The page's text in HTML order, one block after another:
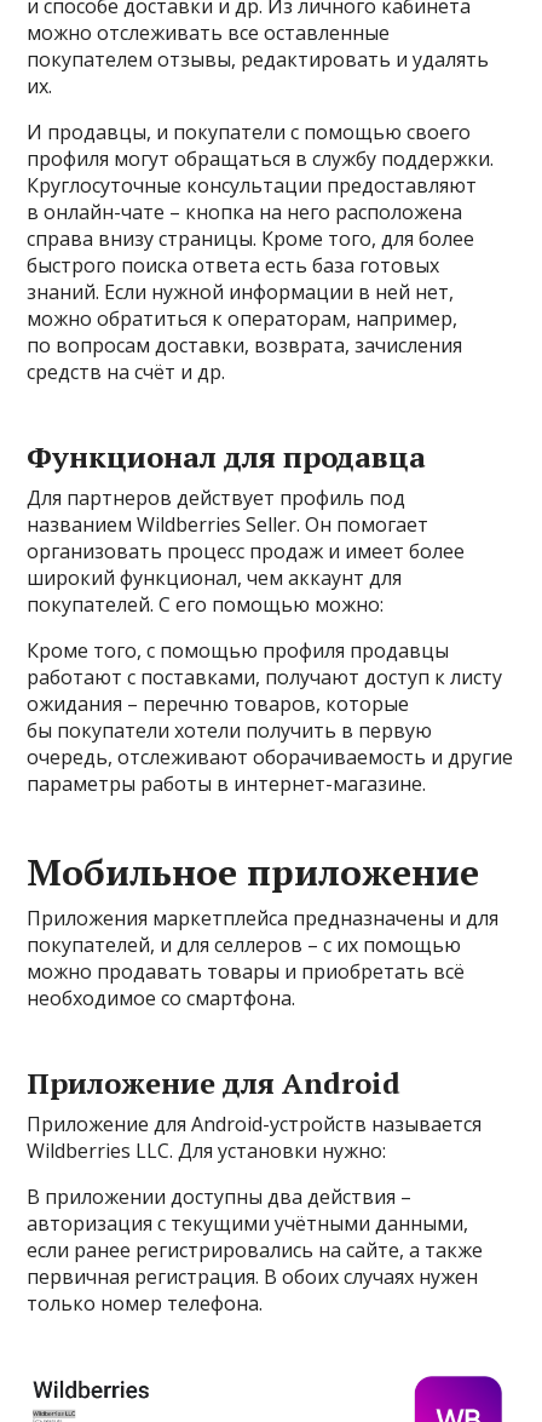
и способе доставки и др. Из личного кабинета
можно отслеживать все оставленные
покупателем отзывы, редактировать и удалять
их.
И продавцы, и покупатели с помощью своего
профиля могут обращаться в службу поддержки.
Круглосуточные консультации предоставляют
в онлайн-чате – кнопка на него расположена
справа внизу страницы. Кроме того, для более
быстрого поиска ответа есть база готовых
знаний. Если нужной информации в ней нет,
можно обратиться к операторам, например,
по вопросам доставки, возврата, зачисления
средств на счёт и др.
Функционал для продавца
Для партнеров действует профиль под
названием Wildberries Seller. Он помогает
организовать процесс продаж и имеет более
широкий функционал, чем аккаунт для
покупателей. С его помощью можно:
Кроме того, с помощью профиля продавцы
работают с поставками, получают доступ к листу
ожидания – перечню товаров, которые
бы покупатели хотели получить в первую
очередь, отслеживают оборачиваемость и другие
параметры работы в интернет-магазине.
Мобильное приложение
Приложения маркетплейса предназначены и для
покупателей, и для селлеров – с их помощью
можно продавать товары и приобретать всё
необходимое со смартфона.
Приложение для Android
Приложение для Android-устройств называется
Wildberries LLC. Для установки нужно:
В приложении доступны два действия –
авторизация с текущими учётными данными,
если ранее регистрировались на сайте, а также
первичная регистрация. В обоих случаях нужен
только номер телефона.